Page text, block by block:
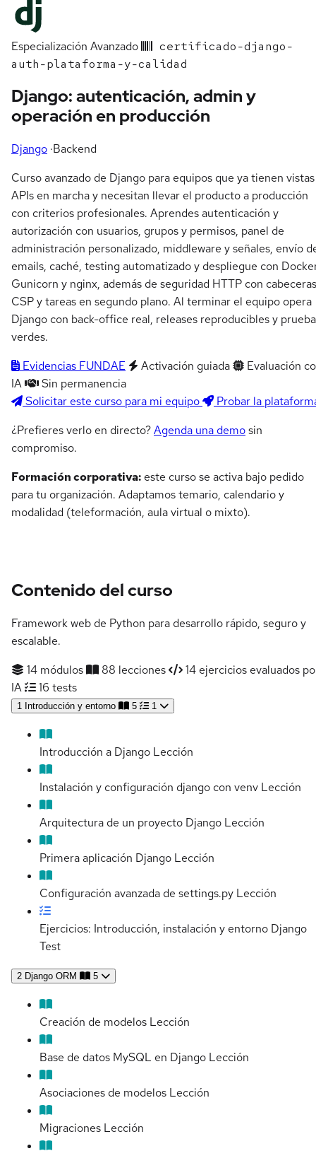
Especialización Avanzado
certificado-django-
auth-plataforma-y-calidad
Django: autenticación, admin y
operación en producción
Django ·Backend
Curso avanzado de Django para equipos que ya tienen
APIs en marcha y necesitan llevar el producto a producción
con criterios profesionales. Aprendes autenticación y
autorización con usuarios, grupos y permisos, panel de
administración personalizado, middleware y señales, envío
emails, caché, testing automatizado y despliegue con
Gunicorn y nginx, además de seguridad HTTP con cabeceras
CSP y tareas en segundo plano. Al terminar el equipo opera
Django con back-office real, releases reproducibles y
verdes.
Evidencias FUNDAE
Activación guiada
Evaluación
IA
Sin permanencia
Solicitar este curso para mi equipo
Probar la
¿Prefieres verlo en directo?Agenda una demosin
compromiso.
Formación corporativa: este curso se activa bajo pedido
para tu organización. Adaptamos temario, calendario y
modalidad (teleformación, aula virtual o mixto).
Contenido del curso
Framework web de Python para desarrollo rápido, seguro y
escalable.
14 módulos
88 lecciones
14 ejercicios evaluados
IA
16 tests
1 Introducción y entorno 5 1
Introducción a Django Lección
Instalación y configuración django con venv Lección
Arquitectura de un proyecto Django Lección
Primera aplicación Django Lección
Configuración avanzada de settings.py Lección
Ejercicios: Introducción, instalación y entorno Django
Test
2 Django ORM 5
Creación de modelos Lección
Base de datos MySQL en Django Lección
Asociaciones de modelos Lección
Migraciones Lección